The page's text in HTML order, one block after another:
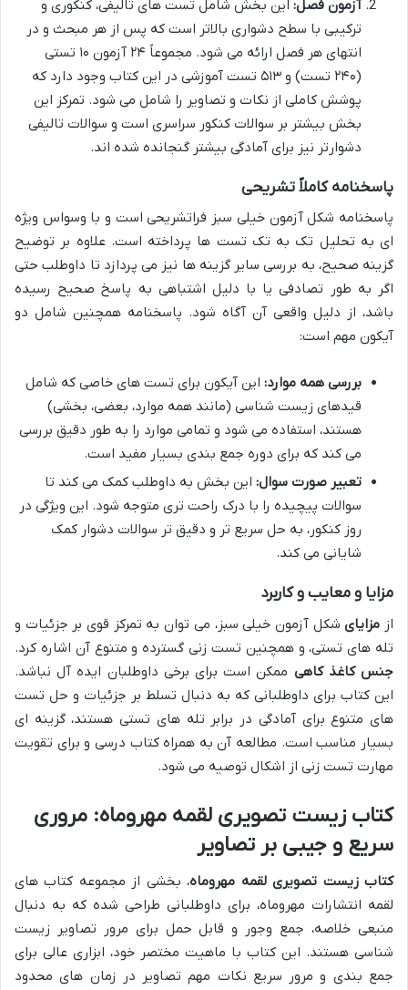
آزمون فصل: این بخش شامل تست های تالیفی، کنکوری و
ترکیبی با سطح دشواری بالاتر است که پس از هر مبحث و در
انتهای هر فصل ارائه می شود. مجموعاً ۲۴ آزمون ۱۰ تستی
(۲۴۰ تست) و ۵۱۳ تست آموزشی در این کتاب وجود دارد که
پوشش کاملی از نکات و تصاویر را شامل می شود. تمرکز این
بخش بیشتر بر سوالات کنکور سراسری است و سوالات تالیفی
دشوارتر نیز برای آمادگی بیشتر گنجانده شده اند.
پاسخنامه کاملاً تشریحی
پاسخنامه شکل آزمون خیلی سبز فراتشریحی است و با وسواس ویژه
ای به تحلیل تک به تک تست ها پرداخته است. علاوه بر توضیح
گزینه صحیح، به بررسی سایر گزینه ها نیز می پردازد تا داوطلب حتی
اگر به طور تصادفی یا با دلیل اشتباهی به پاسخ صحیح رسیده
باشد، از دلیل واقعی آن آگاه شود. پاسخنامه همچنین شامل دو
آیکون مهم است:
بررسی همه موارد: این آیکون برای تست های خاصی که شامل
قیدهای زیست شناسی (مانند همه موارد، بعضی، بخشی)
هستند، استفاده می شود و تمامی موارد را به طور دقیق بررسی
می کند که برای دوره جمع بندی بسیار مفید است.
تعبیر صورت سوال: این بخش به داوطلب کمک می کند تا
سوالات پیچیده را با درک راحت تری متوجه شود. این ویژگی در
روز کنکور، به حل سریع تر و دقیق تر سوالات دشوار کمک
شایانی می کند.
مزایا و معایب و کاربرد
از مزایایشکل آزمون خیلی سبز، می توان به تمرکز قوی بر جزئیات و
تله های تستی، و همچنین تست زنی گسترده و متنوع آن اشاره کرد.
جنس کاغذ کاهی ممکن است برای برخی داوطلبان ایده آل نباشد.
این کتاب برای داوطلبانی که به دنبال تسلط بر جزئیات و حل تست
های متنوع برای آمادگی در برابر تله های تستی هستند، گزینه ای
بسیار مناسب است. مطالعه آن به همراه کتاب درسی و برای تقویت
مهارت تست زنی از اشکال توصیه می شود.
کتاب زیست تصویری لقمه مهروماه: مروری
سریع و جیبی بر تصاویر
کتاب زیست تصویری لقمه مهروماه، بخشی از مجموعه کتاب های
لقمه انتشارات مهروماه، برای داوطلبانی طراحی شده که به دنبال
منبعی خلاصه، جمع وجور و قابل حمل برای مرور تصاویر زیست
شناسی هستند. این کتاب با ماهیت مختصر خود، ابزاری عالی برای
جمع بندی و مرور سریع نکات مهم تصاویر در زمان های محدود